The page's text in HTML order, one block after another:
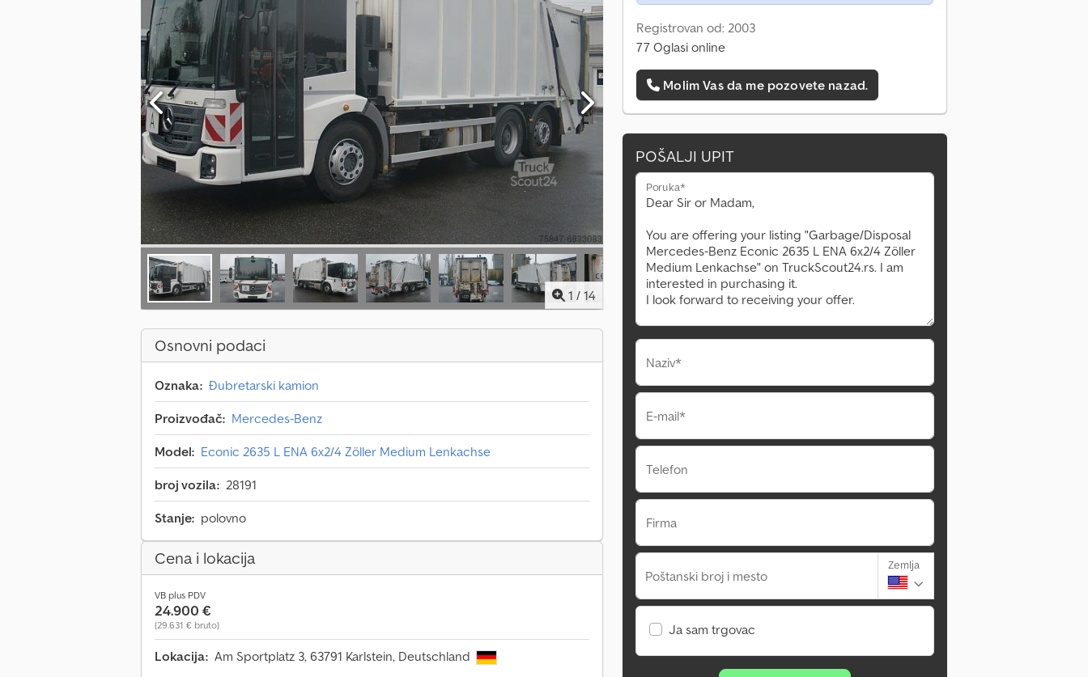
1 / 14
Osnovni podaci
Oznaka: Đubretarski kamion
Proizvođač: Mercedes-Benz
Model: Econic 2635 L ENA 6x2/4 Zöller Medium Lenkachse
broj vozila: 28191
Stanje: polovno
Cena i lokacija
VB plus PDV
24.900 €
(29.631 € bruto)
Lokacija: Am Sportplatz 3, 63791 Karlstein, Deutschland
Registrovan od: 2003
77 Oglasi online
Molim Vas da me pozovete nazad.
POŠALJI UPIT
Poruka*
Naziv*
E-mail*
Telefon
Firma
Poštanski broj i mesto
Zemlja
Ja sam trgovac